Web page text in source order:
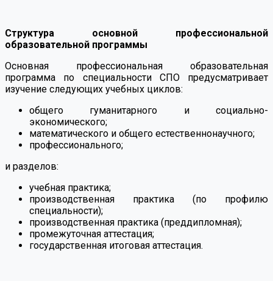
Структура основной профессиональной
образовательной программы
Основная профессиональная образовательная
программа по специальности СПО предусматривает
изучение следующих учебных циклов:
общего гуманитарного и социально-
экономического;
математического и общего естественнонаучного;
профессионального;
и разделов:
учебная практика;
производственная практика (по профилю
специальности);
производственная практика (преддипломная);
промежуточная аттестация;
государственная итоговая аттестация.